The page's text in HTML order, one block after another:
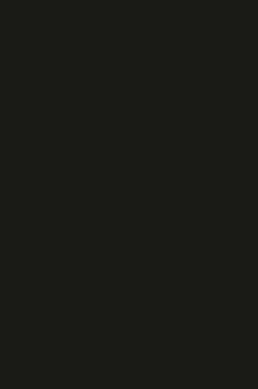
em retornar ao
em uma equipe
entre a base e a
para tentar
Trabalhei em
Joel Santana,
para tentar